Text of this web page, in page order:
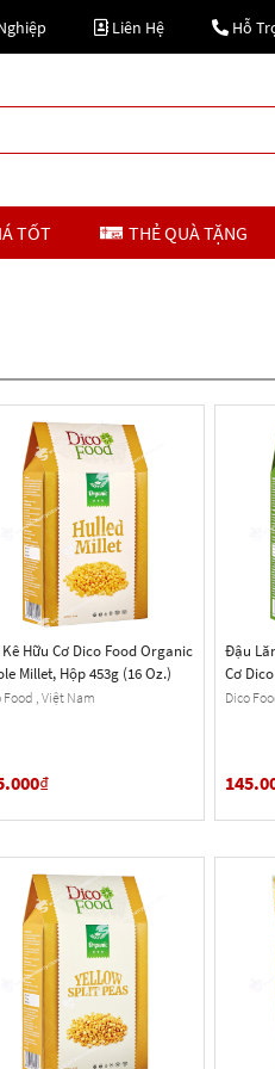
Liên Hệ Hỗ
TỐT THẺ QUÀ TẶNG
Hữu Cơ Dico Food Organic
Millet, Hộp 453g (16 Oz.)
Food , Việt Nam
₫
Đậu
Cơ
Green
Dico